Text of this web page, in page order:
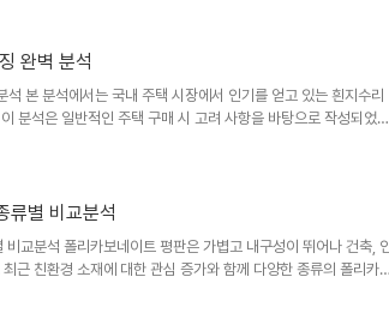
완벽 분석
본 분석에서는 국내 주택 시장에서 인기를 얻고 있는 흰지수리
분석은 일반적인 주택 구매 시 고려 사항을 바탕으로 작성되었습
을 심층적으로 분석하여, 잠재적 구매자들이 현명한 선택을 할 수
내 부..
류별 비교분석
교분석 폴리카보네이트 평판은 가볍고 내구성이 뛰어나 건축,
근 친환경 소재에 대한 관심 증가와 함께 다양한 종류의 폴리카보
습니다. 하지만 각 제품의 특징과 장단점을 정확히 이해하지 못하